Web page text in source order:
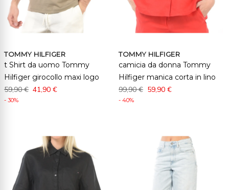
TOMMY HILFIGER
t Shirt da uomo Tommy
Hilfiger girocollo maxi logo
59,90 € 41,90 €
- 30%
TOMMY HILFIGER
camicia da donna Tommy
Hilfiger manica corta in lino
99,90 € 59,90 €
- 40%